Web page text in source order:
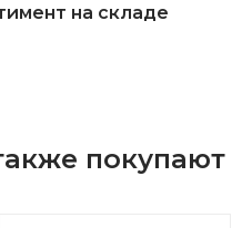
на складе
покупают